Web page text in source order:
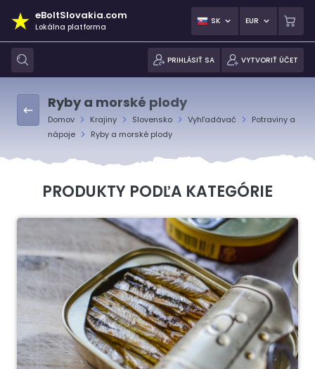
eBoltSlovakia.com
Lokálna platforma
SK EUR
PRIHLÁSIŤ SA VYTVORIŤ ÚČET
Ryby a morské plody
Domov Krajiny Slovensko Vyhľadávač
Potraviny a
nápoje
Ryby a morské plody
PRODUKTY PODĽA KATEGÓRIE